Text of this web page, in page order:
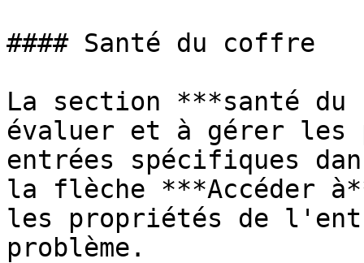
#### Santé du coffre
La section ***santé
évaluer et à gérer les
entrées spécifiques
la flèche ***Accéder
les propriétés de
problème.